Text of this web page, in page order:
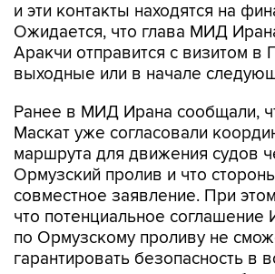
Аракчи отправится с визитом в
выходные или в начале
Ранее в МИД Ирана сообщали,
маршрута для движения судов
Ормузский пролив и что
совместное заявление. При этом
что потенциальное соглашение
по Ормузскому проливу не
гарантировать безопасность в
коридоре из-за риска
действий США.